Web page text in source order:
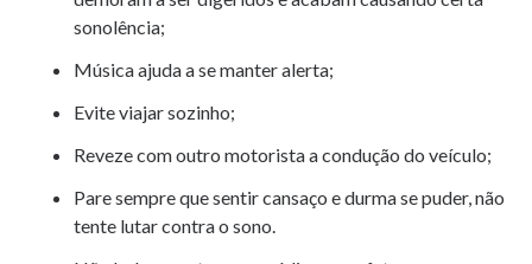
sonolência;
Música ajuda a se manter alerta;
Evite viajar sozinho;
Reveze com outro motorista a condução do veículo;
Pare sempre que sentir cansaço e durma se puder, não
tente lutar contra o sono.